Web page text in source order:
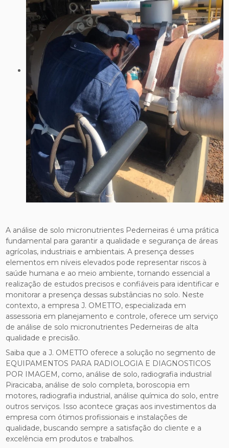
A análise de solo micronutrientes Pederneiras é uma prática
fundamental para garantir a qualidade e segurança de áreas
agrícolas, industriais e ambientais. A presença desses
elementos em níveis elevados pode representar riscos à
saúde humana e ao meio ambiente, tornando essencial a
realização de estudos precisos e confiáveis para identificar e
monitorar a presença dessas substâncias no solo. Neste
contexto, a empresa J. OMETTO, especializada em
assessoria em planejamento e controle, oferece um serviço
de análise de solo micronutrientes Pederneiras de alta
qualidade e precisão.
Saiba que a J. OMETTO oferece a solução no segmento de
EQUIPAMENTOS PARA RADIOLOGIA E DIAGNOSTICOS
POR IMAGEM, como, análise de solo, radiografia industrial
Piracicaba, análise de solo completa, boroscopia em
motores, radiografia industrial, análise química do solo, entre
outros serviços. Isso acontece graças aos investimentos da
empresa com ótimos profissionais e instalações de
qualidade, buscando sempre a satisfação do cliente e a
excelência em produtos e trabalhos.